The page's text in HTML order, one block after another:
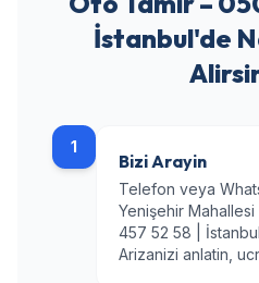
İstanbul'de
1
Bizi Arayin
Telefon veya
Yenişehir
457 52 58 |
Arizanizi anlatin,